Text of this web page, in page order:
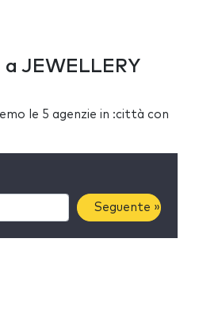
JEWELLERY
le 5 agenzie in :città con
Seguente »